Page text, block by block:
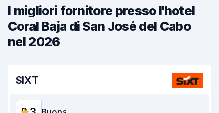
I migliori fornitore presso l'hotel
Coral Baja di San José del Cabo
nel 2026
SIXT